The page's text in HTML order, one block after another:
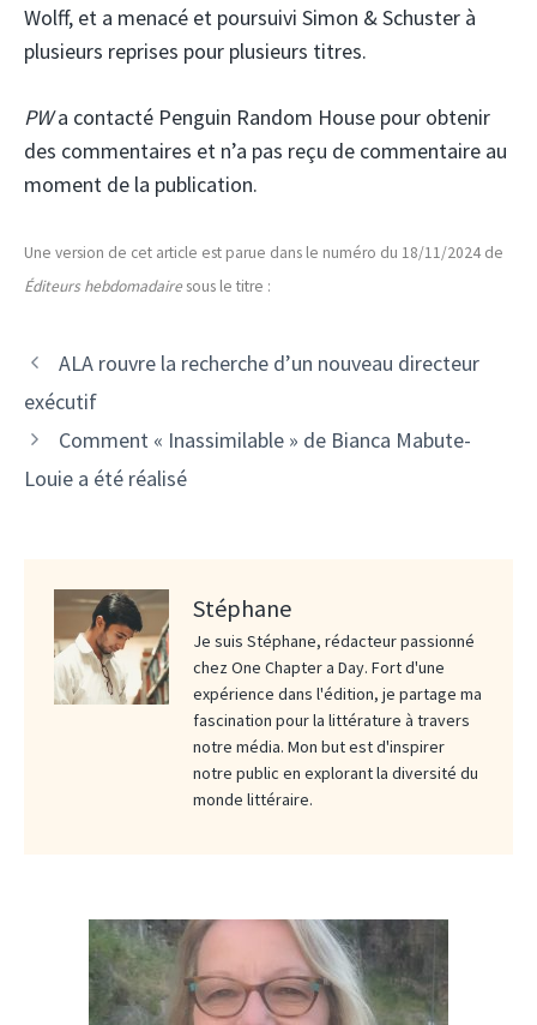
Wolff, et a menacé et poursuivi Simon & Schuster à
plusieurs reprises pour plusieurs titres.
PWa contacté Penguin Random House pour obtenir
des commentaires et n’a pas reçu de commentaire au
moment de la publication.
Une version de cet article est parue dans le numéro du 18/11/2024 de
Éditeurs hebdomadairesous le titre :
ALA rouvre la recherche d’un nouveau directeur
exécutif
Comment « Inassimilable » de Bianca Mabute-
Louie a été réalisé
Stéphane
Je suis Stéphane, rédacteur passionné
chez One Chapter a Day. Fort d'une
expérience dans l'édition, je partage ma
fascination pour la littérature à travers
notre média. Mon but est d'inspirer
notre public en explorant la diversité du
monde littéraire.